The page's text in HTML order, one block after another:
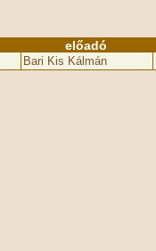
előadó
Bari Kis Kálmán